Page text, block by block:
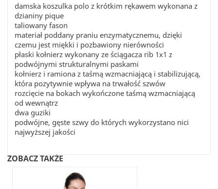
damska koszulka polo z krótkim rękawem wykonana z
dzianiny pique
taliowany fason
materiał poddany praniu enzymatycznemu, dzięki
czemu jest miękki i pozbawiony nierówności
płaski kołnierz wykonany ze ściągacza rib 1x1 z
podwójnymi strukturalnymi paskami
kołnierz i ramiona z taśmą wzmacniającą i stabilizującą,
która pozytywnie wpływa na trwałość szwów
rozcięcie na bokach wykończone taśmą wzmacniającą
od wewnątrz
dwa guziki
podwójne, gęste szwy do których wykorzystano nici
najwyższej jakości
ZOBACZ TAKŻE